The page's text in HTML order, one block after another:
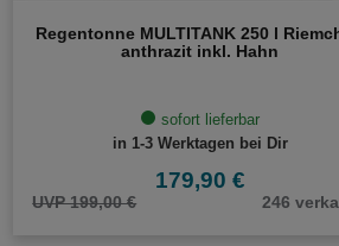
Regentonne MULTITANK 250 l
anthrazit inkl. Hahn
sofort lieferbar
in 1-3 Werktagen bei Dir
179,90 €
UVP 199,00 € 246